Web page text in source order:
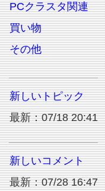
PCクラスタ関連
買い物
その他
新しいトピック
最新：07/18 20:41
新しいコメント
最新：07/28 16:47